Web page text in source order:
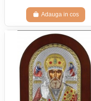
Adauga in cos